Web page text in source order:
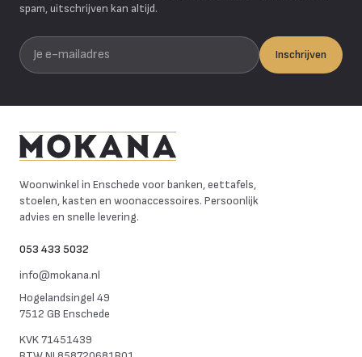
spam, uitschrijven kan altijd.
Je e-mailadres
Inschrijven
Woonwinkel in Enschede voor banken, eettafels,
stoelen, kasten en woonaccessoires. Persoonlijk
advies en snelle levering.
053 433 5032
info@mokana.nl
Hogelandsingel 49
7512 GB Enschede
KVK71451439